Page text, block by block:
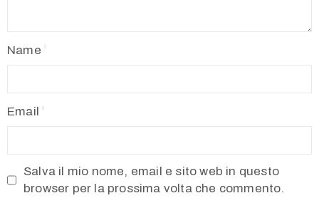
Name
Email
Salva il mio nome, email e sito web in questo
browser per la prossima volta che commento.